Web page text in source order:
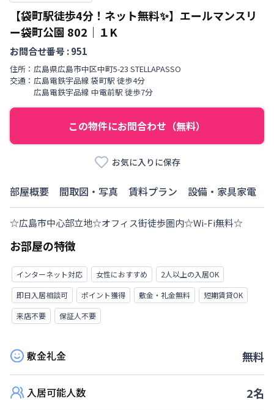
【袋町駅徒歩4分！ネット無料✨】エールマンスリ
ー袋町公園 802 ｜ １K
お問合せ番号 :951
住所： 広島県広島市中区中町5-23 STELLAPASSO
交通： 広島電鉄宇品線 袋町駅 徒歩4分
広島電鉄宇品線 中電前駅 徒歩7分
この物件にお問合わせ（無料）
お気に入りに保存
部屋概要 間取図・写真 賃料プラン 設備・家具家電
☆広島市中心部立地☆オフィス街徒歩圏内☆Wi-Fi無料☆
お部屋の特徴
インターネット対応 女性におすすめ
2人以上の入居OK
即日入居相談可
ポイント獲得 敷金・礼金無料
短期賃貸OK
来店不要
保証人不要
敷金礼金 無料
入居可能人数 2名